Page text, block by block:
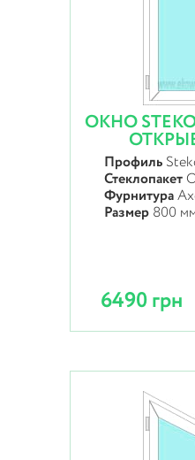
ОКНО
Профиль
Стеклопакет
Фурнитура
Размер 800
6490 грн